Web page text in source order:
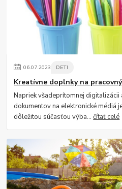
06.07.2023 DETI
Kreatívne doplnky na
Napriek všadeprítomnej
dokumentov na elektronické médiá
dôležitou súčasťou výba...čítať celé